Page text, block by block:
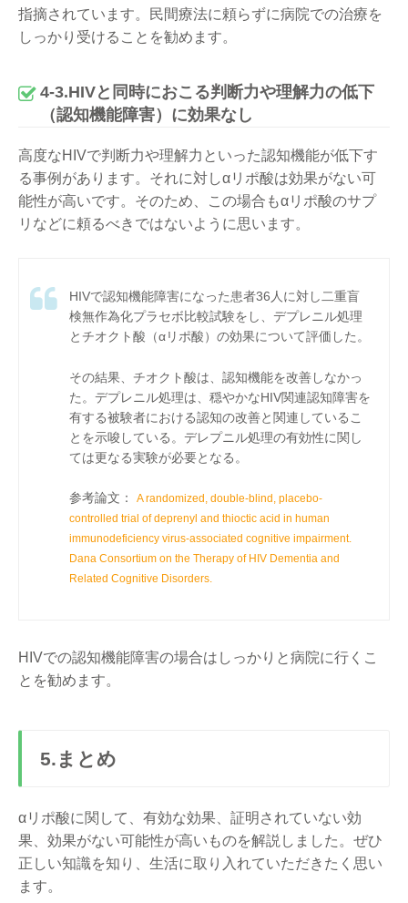
指摘されています。民間療法に頼らずに病院での治療を
しっかり受けることを勧めます。
4-3.HIVと同時におこる判断力や理解力の低下
（認知機能障害）に効果なし
高度なHIVで判断力や理解力といった認知機能が低下す
る事例があります。それに対しαリポ酸は効果がない可
能性が高いです。そのため、この場合もαリポ酸のサプ
リなどに頼るべきではないように思います。
HIVで認知機能障害になった患者36人に対し二重盲
検無作為化プラセボ比較試験をし、デプレニル処理
とチオクト酸（αリポ酸）の効果について評価した。
その結果、チオクト酸は、認知機能を改善しなかっ
た。デプレニル処理は、穏やかなHIV関連認知障害を
有する被験者における認知の改善と関連しているこ
とを示唆している。デレプニル処理の有効性に関し
ては更なる実験が必要となる。
参考論文：
A randomized, double-blind, placebo-
controlled trial of deprenyl and thioctic acid in human
immunodeficiency virus-associated cognitive impairment.
Dana Consortium on the Therapy of HIV Dementia and
Related Cognitive Disorders.
HIVでの認知機能障害の場合はしっかりと病院に行くこ
とを勧めます。
5.まとめ
αリポ酸に関して、有効な効果、証明されていない効
果、効果がない可能性が高いものを解説しました。ぜひ
正しい知識を知り、生活に取り入れていただきたく思い
ます。